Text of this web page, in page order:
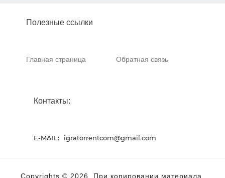
Полезные ссылки
Главная страница Обратная связь
Контакты:
E-MAIL: igratorrentcom@gmail.com
Copyrights © 2026. При копировании материала,